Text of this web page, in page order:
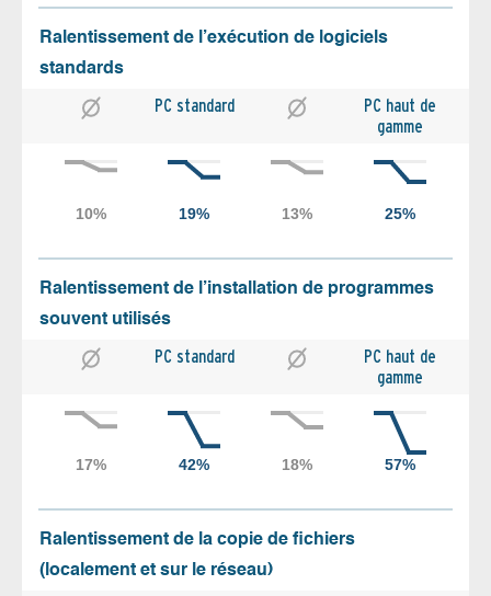
Ralentissement de l’exécution de logiciels
standards
PC standard
PC haut de
gamme
Ralentissement de l’installation de programmes
souvent utilisés
PC standard
PC haut de
gamme
Ralentissement de la copie de fichiers
(localement et sur le réseau)